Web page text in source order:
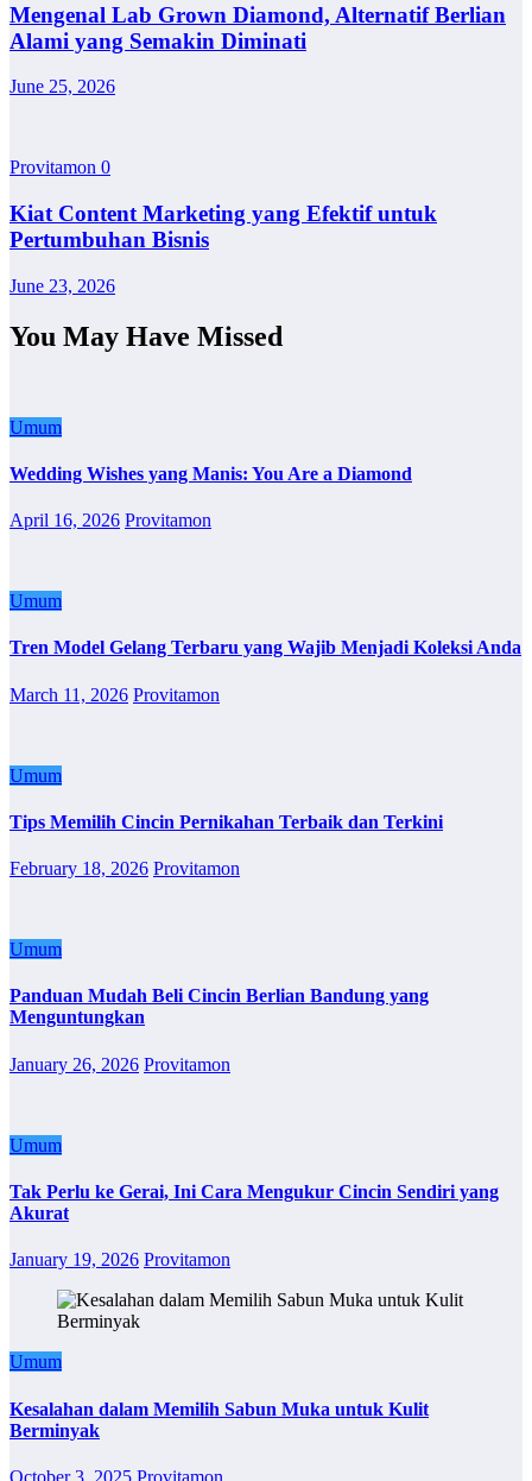
Mengenal Lab Grown Diamond, Alternatif Berlian
Alami yang Semakin Diminati
June 25, 2026
Provitamon 0
Kiat Content Marketing yang Efektif untuk
Pertumbuhan Bisnis
June 23, 2026
You May Have Missed
Umum
Wedding Wishes yang Manis: You Are a Diamond
April 16, 2026 Provitamon
Umum
Tren Model Gelang Terbaru yang Wajib Menjadi Koleksi Anda
March 11, 2026 Provitamon
Umum
Tips Memilih Cincin Pernikahan Terbaik dan Terkini
February 18, 2026 Provitamon
Umum
Panduan Mudah Beli Cincin Berlian Bandung yang
Menguntungkan
January 26, 2026 Provitamon
Umum
Tak Perlu ke Gerai, Ini Cara Mengukur Cincin Sendiri yang
Akurat
January 19, 2026 Provitamon
Umum
Kesalahan dalam Memilih Sabun Muka untuk Kulit
Berminyak
October 3, 2025 Provitamon